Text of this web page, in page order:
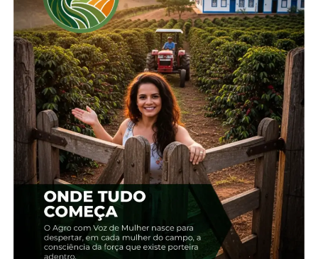
Relacionado
Preços do boi e da carne
seguem firmes, aponta
Cepea
23 de outubro, 2025
Em "Brasil"
Boi: Escalas mais curtas
sustentam cotações
22 de janeiro, 2026
Em "Brasil"
Baixa oferta e demanda
firme sustentam preços
em alta do boi gordo
5 de setembro, 2024
Em "Brasil"
TÓPICOS RELACIONADOS: